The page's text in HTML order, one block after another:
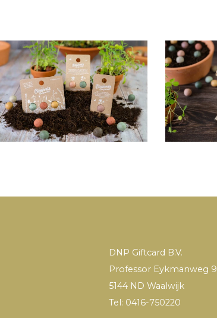
DNP Giftcard B.V.
Professor Eykmanweg 9
5144 ND Waalwijk
Tel: 0416-750220